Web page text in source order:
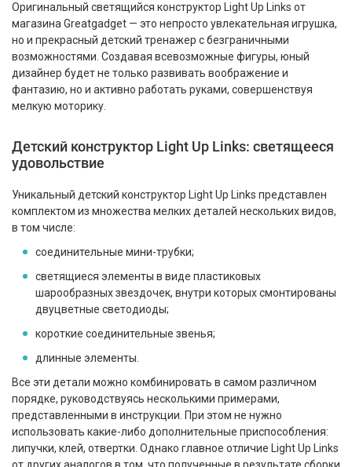
Оригинальный светящийся конструктор Light Up Links от
магазина Greatgadget — это непросто увлекательная игрушка,
но и прекрасный детский тренажер с безграничными
возможностями. Создавая всевозможные фигуры, юный
дизайнер будет не только развивать воображение и
фантазию, но и активно работать руками, совершенствуя
мелкую моторику.
Детский конструктор Light Up Links: светящееся
удовольствие
Уникальный детский конструктор Light Up Links представлен
комплектом из множества мелких деталей нескольких видов,
в том числе:
соединительные мини-трубки;
светящиеся элементы в виде пластиковых
шарообразных звездочек, внутри которых смонтированы
двуцветные светодиоды;
короткие соединительные звенья;
длинные элементы.
Все эти детали можно комбинировать в самом различном
порядке, руководствуясь несколькими примерами,
представленными в инструкции. При этом не нужно
использовать какие-либо дополнительные приспособления:
липучки, клей, отвертки. Однако главное отличие Light Up Links